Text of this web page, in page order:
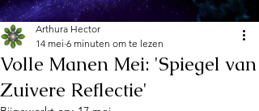
Volle Manen Mei: 'Spiegel van
Zuivere Reflectie'
Arthura Hector
14 mei 6 minuten om te lezen